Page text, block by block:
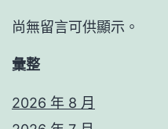
尚無留言可供顯示。
彙整
2026 年 8 月